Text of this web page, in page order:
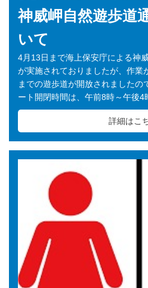
神威岬自然遊歩道
いて
4月13日まで海上保安庁による神
が実施されておりましたが、作業
までの遊歩道が開放されましたの
ート開閉時間は、午前8時～午後4
詳細はこ